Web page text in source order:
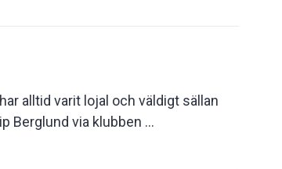
alltid varit lojal och väldigt sällan
Berglund via klubben ...